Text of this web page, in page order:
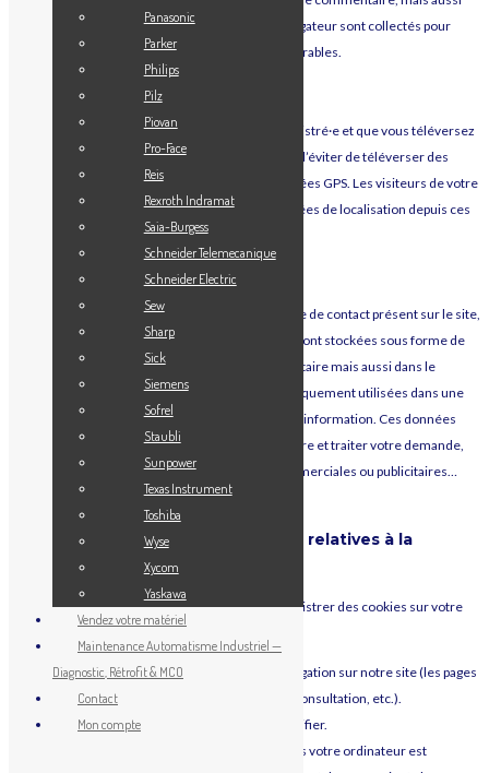
votre adresse IP et l’agent utilisateur de votre navigateur sont collectés pour
nous aider à la détection des commentaires indésirables.
Si vous êtes un utilisateur ou une utilisatrice enregistré·e et que vous téléversez
des images sur le site web, nous vous conseillons d’éviter de téléverser des
images contenant des données EXIF de coordonnées GPS. Les visiteurs de votre
site web peuvent télécharger et extraire des données de localisation depuis ces
FORMULAIRE DE CONTACT
Lorsque vous contacter la société via un formulaire de contact présent sur le site,
les informations renseignées dans ce formulaire sont stockées sous forme de
courrier électronique dans la boîte mail du destinataire mais aussi dans le
serveur mail de celle-ci. Ces informations sont uniquement utilisées dans une
optique de prise de contact spontanée/demande d’information. Ces données
sont utilisées afin que nous puissions vous répondre et traiter votre demande,
elles ne sont en aucun cas utilisées à des fins commerciales ou publicitaires…
[/vc_column_text][vc_column_text]
Cookies stockant des informations relatives à la
navigation d’un visiteur
Lors de votre visite sur le site, genies.fr peut enregistrer des cookies sur votre
Ils stockent des informations relatives à votre navigation sur notre site (les pages
que vous avez consultées, la date et l’heure de la consultation, etc.).
Ces cookies ne nous permettent pas de vous identifier.
La durée de conservation de ces informations dans votre ordinateur est
Panasonic
Parker
Philips
Pilz
Piovan
Pro-Face
Reis
Rexroth Indramat
Saia-Burgess
Schneider Telemecanique
Schneider Electric
Sew
Sharp
Sick
Siemens
Sofrel
Staubli
Sunpower
Texas Instrument
Toshiba
Wyse
Xycom
Yaskawa
Vendez votre matériel
Maintenance Automatisme Industriel —
Diagnostic, Rétrofit & MCO
Contact
Mon compte